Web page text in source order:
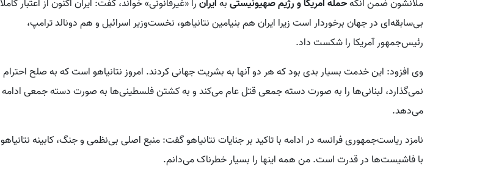
ملانشون ضمن آنکهحمله آمریکا و رژیم صهیونیستیبهایرانرا «غیرقانونی» خواند، گفت: ایران اکنون از اعتبار کاملا
بی‌سابقه‌ای در جهان برخوردار است زیرا ایران هم بنیامین نتانیاهو، نخست‌وزیر اسرائیل و هم دونالد ترامپ،
رئیس‌جمهور آمریکا را شکست داد.
وی افزود: این خدمت بسیار بدی بود که هر دو آنها به بشریت جهانی کردند. امروز نتانیاهو است که به صلح احترام
نمی‌گذارد، لبنانی‌ها را به صورت دسته جمعی قتل عام می‌کند و به کشتن فلسطینی‌ها به صورت دسته جمعی ادامه
می‌دهد.
نامزد ریاست‌جمهوری فرانسه در ادامه با تاکید بر جنایات نتانیاهو گفت: منبع اصلی بی‌نظمی و جنگ، کابینه نتانیاهو
با فاشیست‌ها در قدرت است. من همه اینها را بسیار خطرناک می‌دانم.